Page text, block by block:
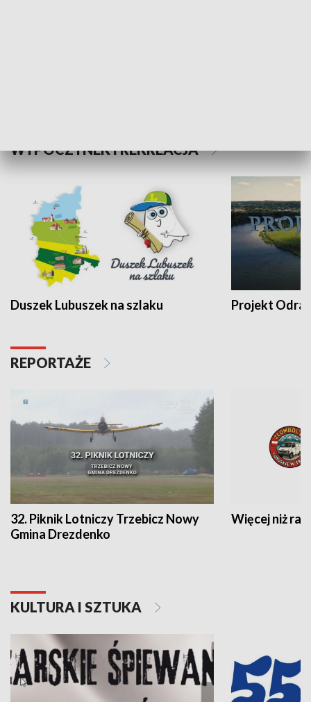
WYPOCZYNEK I REKREACJA
Duszek Lubuszek na szlaku Projekt Odra
REPORTAŻE
32. Piknik Lotniczy Trzebicz Nowy
Gmina Drezdenko
Więcej niż rajd
KULTURA I SZTUKA